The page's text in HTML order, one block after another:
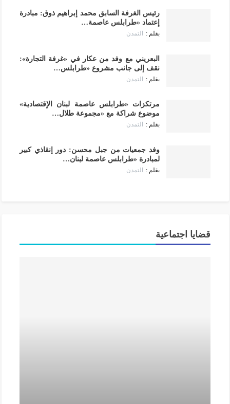
رئيس الغرفة السابق محمد إبراهيم ذوق: مبادرة
إعتماد «طرابلس عاصمة…
التمدن
البعريني مع وفد من عكار في «غرفة التجارة»:
نقف إلى جانب مشروع «طرابلس…
التمدن
مرتكزات «طرابلس عاصمة لبنان الإقتصادية»
موضوع شراكة مع «مجموعة طلال…
التمدن
وفد جمعيات من جبل محسن: دور إنقاذي كبير
لمبادرة «طرابلس عاصمة لبنان…
التمدن
قضايا اجتماعية